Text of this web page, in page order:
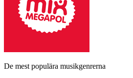
De mest populära musikgenrerna